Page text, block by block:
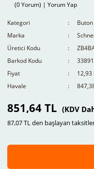
(0 Yorum) | Yorum Yap
Kategori
Marka
Üretici Kodu
Barkod Kodu
Fiyat
12,93
Havale
851,64 TL (KDV
87,07 TL den başlayan